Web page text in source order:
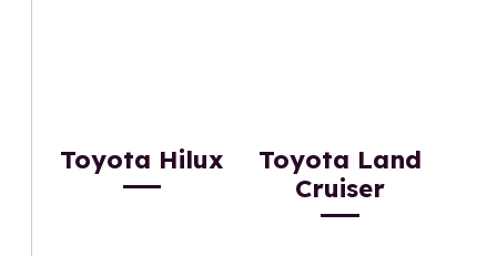
Toyota Hilux
Toyota Land
Cruiser